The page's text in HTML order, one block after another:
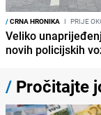
/CRNA HRONIKA I PRIJE
Veliko
novih policijskih
/ Pročitajte